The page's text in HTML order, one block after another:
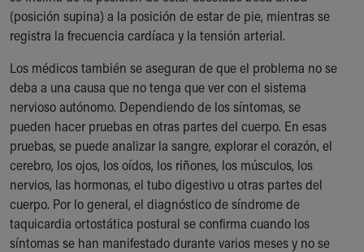
(posición supina) a la posición de estar de pie, mientras se
registra la frecuencia cardíaca y la tensión arterial.
Los médicos también se aseguran de que el problema no se
deba a una causa que no tenga que ver con el sistema
nervioso autónomo. Dependiendo de los síntomas, se
pueden hacer pruebas en otras partes del cuerpo. En esas
pruebas, se puede analizar la sangre, explorar el corazón, el
cerebro, los ojos, los oídos, los riñones, los músculos, los
nervios, las hormonas, el tubo digestivo u otras partes del
cuerpo. Por lo general, el diagnóstico de síndrome de
taquicardia ortostática postural se confirma cuando los
síntomas se han manifestado durante varios meses y no se